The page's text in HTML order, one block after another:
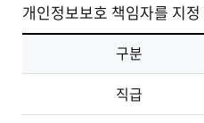
개인정보보호 책임자를 지
구분
직급